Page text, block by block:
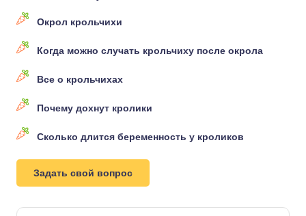
Окрол крольчихи
Когда можно случать крольчиху после окрола
Все о крольчихах
Почему дохнут кролики
Сколько длится беременность у кроликов
Задать свой вопрос